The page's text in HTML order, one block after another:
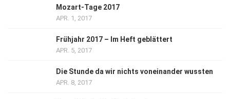
Mozart-Tage 2017
APR. 1, 2017
Frühjahr 2017 – Im Heft geblättert
APR. 5, 2017
Die Stunde da wir nichts voneinander wussten
APR. 8, 2017